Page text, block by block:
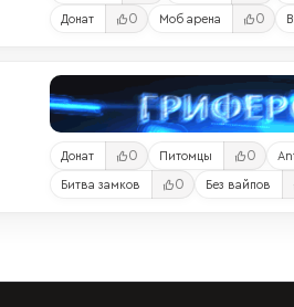
Донат 0 Моб арена 0
Донат 0 Питомцы 0
Битва замков 0 Без вайпов